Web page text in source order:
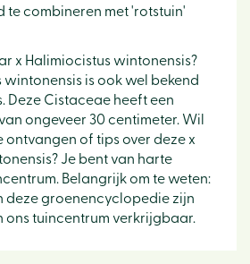
te combineren met 'rotstuin'
x Halimiocistus wintonensis?
wintonensis is ook wel bekend
Deze Cistaceae heeft een
ongeveer 30 centimeter. Wil
ontvangen of tips over deze x
Je bent van harte
Belangrijk om te weten:
deze groenencyclopedie zijn
ons tuincentrum verkrijgbaar.